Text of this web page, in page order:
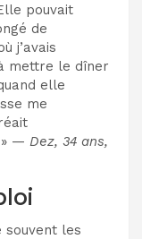
pouvait
de
j’avais
mettre le dîner
elle
me
» — Dez, 34 ans,
souvent les